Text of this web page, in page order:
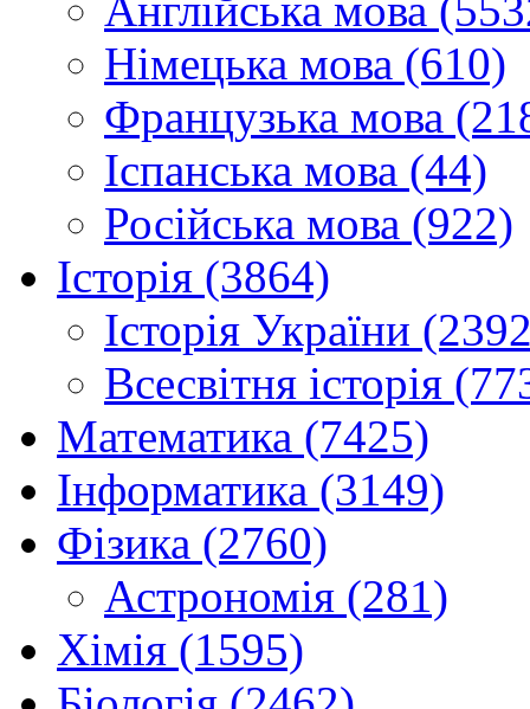
Англійська мова
Німецька мова (610)
Французька мова
Іспанська мова (44)
Російська мова (922)
Історія (3864)
Історія України
Всесвітня історія
Математика (7425)
Інформатика (3149)
Фізика (2760)
Астрономія (281)
Хімія (1595)